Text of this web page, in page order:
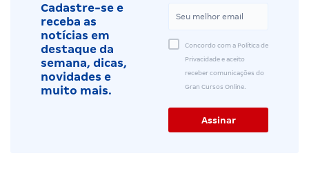
Cadastre-se e
receba as
notícias em
destaque da
semana, dicas,
novidades e
muito mais.
Concordo com a Política de
Privacidade e aceito
receber comunicações do
Gran Cursos Online.